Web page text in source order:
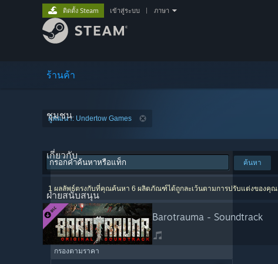
ร้านค้า
ชุมชน
เกี่ยวกับ
ฝ่ายสนับสนุน
ติดตั้ง Steam เข้าสู่ระบบ ภาษา
ผู้พัฒนา: Undertow Games
ค้นหา
1 ผลลัพธ์ตรงกับที่คุณค้นหา 6 ผลิตภัณฑ์ได้ถูกละเว้นตามการปรับแต่งของคุณ
Barotrauma - Soundtrack
กรองตามราคา